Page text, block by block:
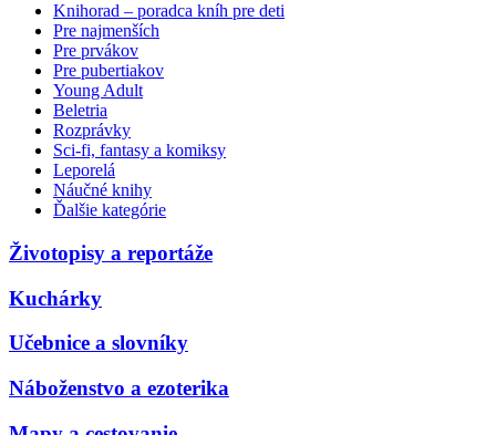
Knihorad – poradca kníh pre deti
Pre najmenších
Pre prvákov
Pre pubertiakov
Young Adult
Beletria
Rozprávky
Sci-fi, fantasy a komiksy
Leporelá
Náučné knihy
Ďalšie kategórie
Životopisy a reportáže
Kuchárky
Učebnice a slovníky
Náboženstvo a ezoterika